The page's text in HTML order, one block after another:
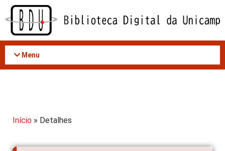
Acessar
conteúdo
Menu
Início » Detalhes